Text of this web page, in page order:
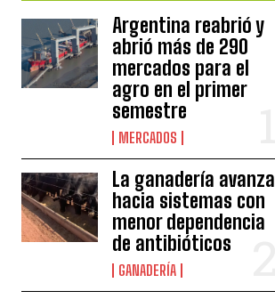
Argentina reabrió y
abrió más de 290
mercados para el
agro en el primer
semestre
MERCADOS
La ganadería avanza
hacia sistemas con
menor dependencia
de antibióticos
GANADERÍA